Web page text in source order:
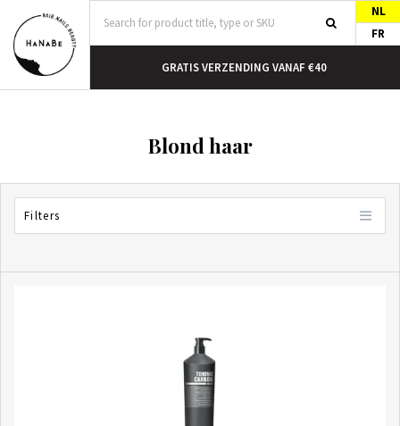
NL
FR
HUIS GRATIS VERZENDING VANAF €40
Blond haar
Filters